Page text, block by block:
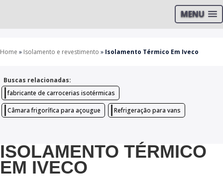
MENU
Home » Isolamento e revestimento » Isolamento Térmico Em Iveco
Buscas relacionadas:
fabricante de carrocerias isotérmicas
Câmara frigorífica para açougue Refrigeração para vans
ISOLAMENTO TÉRMICO
EM IVECO